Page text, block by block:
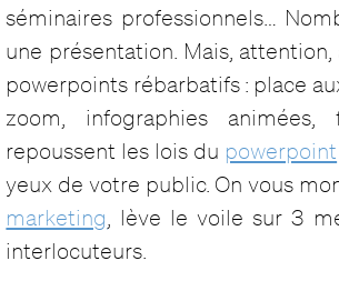
séminaires professionnels…
une présentation. Mais,
powerpoints rébarbatifs : place
zoom, infographies animées,
repoussent les lois du powerpoint
yeux de votre public. On vous
marketing
, lève le voile sur 3
interlocuteurs.